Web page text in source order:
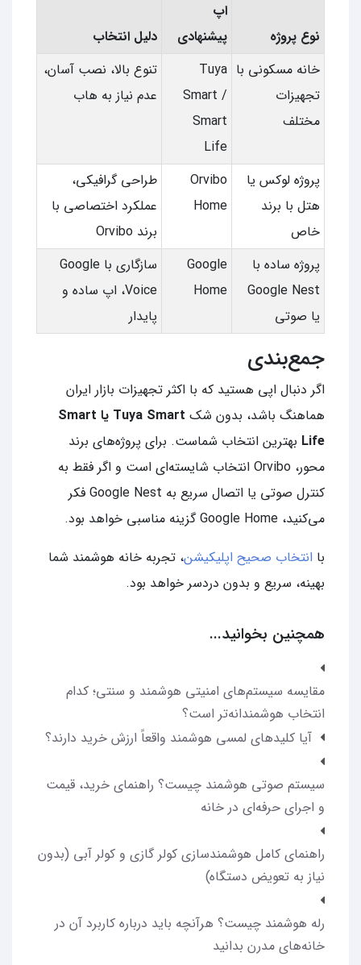
نوع پروژه
اپ
پیشنهادی
دلیل انتخاب
خانه مسکونی با
تجهیزات
مختلف
Tuya
Smart /
Smart
Life
تنوع بالا، نصب آسان،
عدم نیاز به هاب
پروژه لوکس یا
هتل با برند
خاص
Orvibo
Home
طراحی گرافیکی،
عملکرد اختصاصی با
برند Orvibo
پروژه ساده با
Google Nest
یا صوتی
Google
Home
سازگاری با Google
Voice، اپ ساده و
پایدار
جمع‌بندی
اگر دنبال اپی هستید که با اکثر تجهیزات بازار ایران
هماهنگ باشد، بدون شک
Tuya Smart یا Smart
Life بهترین انتخاب شماست. برای پروژه‌های برند
محور، Orvibo انتخاب شایسته‌ای است و اگر فقط به
کنترل صوتی یا اتصال سریع به Google Nest فکر
می‌کنید، Google Home گزینه مناسبی خواهد بود.
با انتخاب صحیح اپلیکیشن، تجربه خانه هوشمند شما
بهینه، سریع و بدون دردسر خواهد بود.
همچنین بخوانید...
مقایسه سیستم‌های امنیتی هوشمند و سنتی؛ کدام
انتخاب هوشمندانه‌تر است؟
آیا کلیدهای لمسی هوشمند واقعاً ارزش خرید دارند؟
سیستم صوتی هوشمند چیست؟ راهنمای خرید، قیمت
و اجرای حرفه‌ای در خانه
راهنمای کامل هوشمندسازی کولر گازی و کولر آبی (بدون
نیاز به تعویض دستگاه)
رله هوشمند چیست؟ هرآنچه باید درباره کاربرد آن در
خانه‌های مدرن بدانید